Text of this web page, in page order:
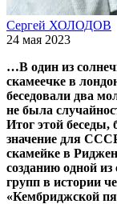
Сергей ХОЛОДОВ
24 мая 2023
…В один из
скамеечке в
беседовали два
не была
Итог этой беседы,
значение для
скамейке в
созданию одной
групп в истории
«Кембриджской